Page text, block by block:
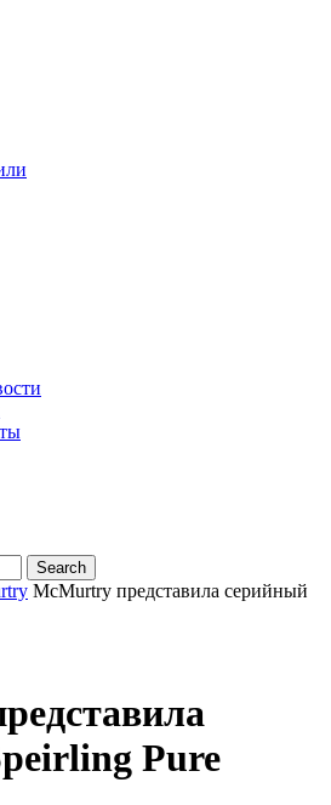
Search
McMurtry представила серийный
Pure